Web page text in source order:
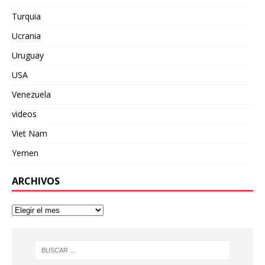
Turquia
Ucrania
Uruguay
USA
Venezuela
videos
Viet Nam
Yemen
ARCHIVOS